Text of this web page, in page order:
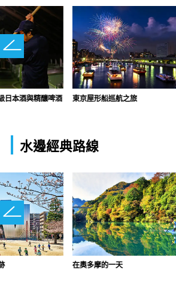
日本酒與精釀啤酒 東京屋形船巡航之旅
水邊經典路線
在奧多摩的一天